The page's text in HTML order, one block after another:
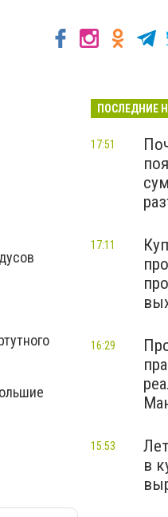
ПОСЛЕДНИЕ
17:51
17:11
16:29
в
15:53